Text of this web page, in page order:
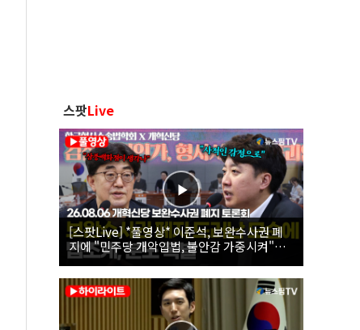
스팟Live
[스팟Live] *풀영상* 이준석, 보완수사권 폐
지에 "민주당 개악입법, 불안감 가중시켜"｜
26.08.06 개혁신당 보완수사권 폐지 토론회